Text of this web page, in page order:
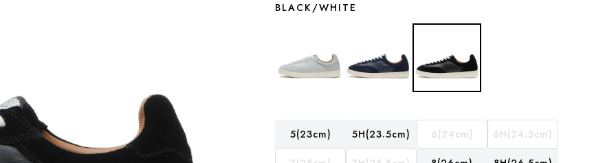
BLACK/WHITE
5(23cm) 5H(23.5cm) 6(24cm) 6H(24.5cm)